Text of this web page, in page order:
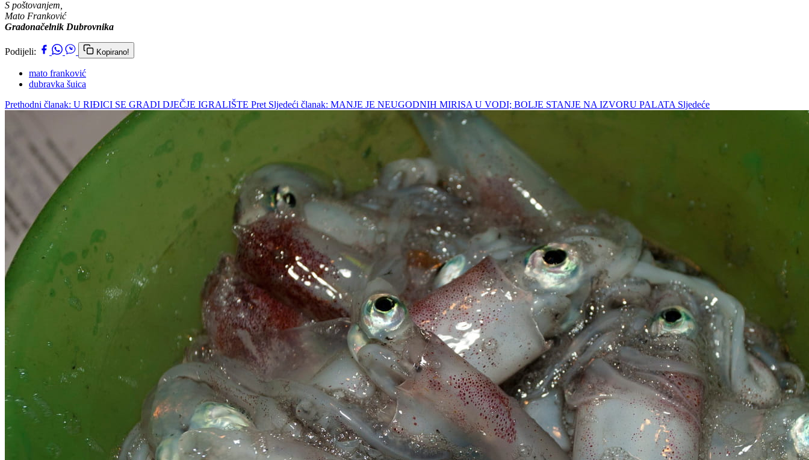
S poštovanjem,
Mato Franković
Gradonačelnik Dubrovnika
Podijeli: Kopirano!
mato franković
dubravka šuica
Prethodni članak: U RIĐICI SE GRADI DJEČJE IGRALIŠTE Pret Sljedeći članak: MANJE JE NEUGODNIH MIRISA U VODI; BOLJE STANJE NA IZVORU PALATA Sljedeće